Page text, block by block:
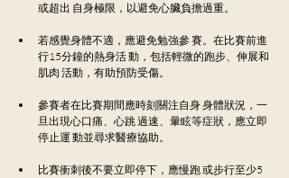
或超出 自身極限，以避免心臟負擔過重。
若感覺身體不適，應避免勉強參 賽。在比賽前進
行15分鐘的熱身活 動，包括輕微的跑步、伸展和
肌肉 活動，有助預防受傷。
參賽者在比賽期間應時刻關注自身 身體狀況，一
旦出現心口痛、心跳 過速、暈眩等症狀，應立即
停止運 動並尋求醫療協助。
比賽衝刺後不要立即停下，應慢跑 或步行至少5